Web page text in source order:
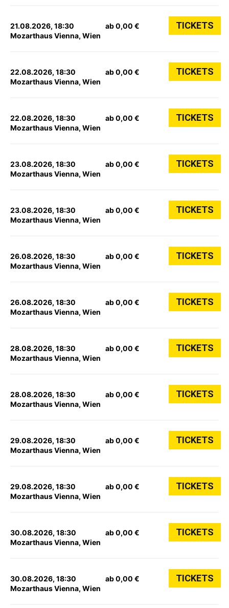
21.08.2026, 18:30
Mozarthaus Vienna, Wien
ab 0,00 € TICKETS
22.08.2026, 18:30
Mozarthaus Vienna, Wien
ab 0,00 € TICKETS
22.08.2026, 18:30
Mozarthaus Vienna, Wien
ab 0,00 € TICKETS
23.08.2026, 18:30
Mozarthaus Vienna, Wien
ab 0,00 € TICKETS
23.08.2026, 18:30
Mozarthaus Vienna, Wien
ab 0,00 € TICKETS
26.08.2026, 18:30
Mozarthaus Vienna, Wien
ab 0,00 € TICKETS
26.08.2026, 18:30
Mozarthaus Vienna, Wien
ab 0,00 € TICKETS
28.08.2026, 18:30
Mozarthaus Vienna, Wien
ab 0,00 € TICKETS
28.08.2026, 18:30
Mozarthaus Vienna, Wien
ab 0,00 € TICKETS
29.08.2026, 18:30
Mozarthaus Vienna, Wien
ab 0,00 € TICKETS
29.08.2026, 18:30
Mozarthaus Vienna, Wien
ab 0,00 € TICKETS
30.08.2026, 18:30
Mozarthaus Vienna, Wien
ab 0,00 € TICKETS
30.08.2026, 18:30
Mozarthaus Vienna, Wien
ab 0,00 € TICKETS